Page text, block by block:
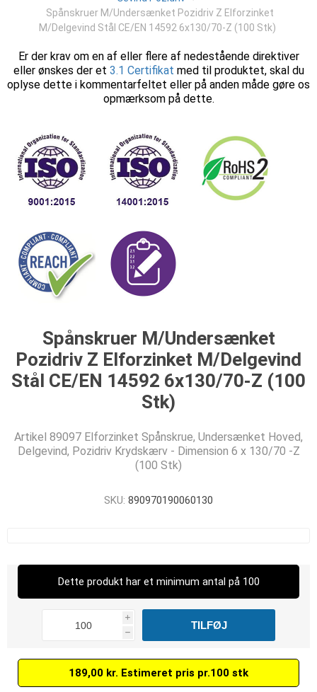
Spånskruer M/Undersænket Pozidriv Z Elforzinket
M/Delgevind Stål CE/EN 14592 6x130/70-Z (100 Stk)
Er der krav om en af eller flere af nedestående direktiver
eller ønskes der et 3.1 Certifikat med til produktet, skal du
oplyse dette i kommentarfeltet eller på anden måde gøre os
opmærksom på dette.
Spånskruer M/Undersænket
Pozidriv Z Elforzinket M/Delgevind
Stål CE/EN 14592 6x130/70-Z (100
Stk)
Artikel 89097 Elforzinket Spånskrue, Undersænket Hoved,
Delgevind, Pozidriv Krydskærv - Dimension 6 x 130/70 -Z
(100 Stk)
SKU: 890970190060130
Dette produkt har et minimum antal på 100
i
h
189,00 kr. Estimeret pris pr.100 stk